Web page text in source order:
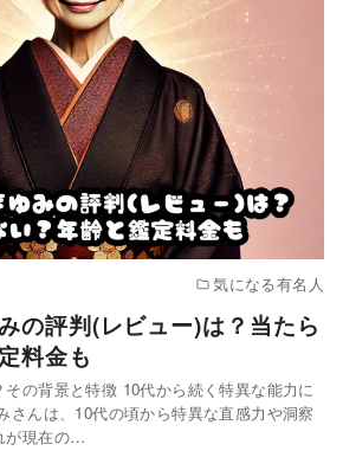
気になる有名人
の評判(レビュー)は？当たら
料金も
の背景と特徴 10代から続く特異な能力に
さんは、10代の頃から特異な直感力や洞察
が現在の…